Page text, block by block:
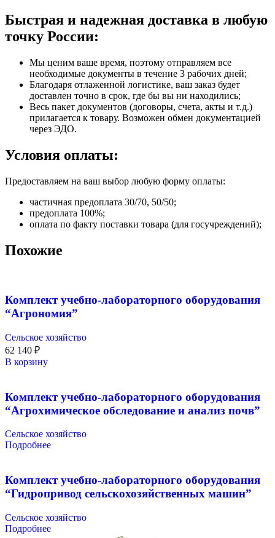
Быстрая и надежная доставка в любую
точку России:
Мы ценим ваше время, поэтому отправляем все
необходимые документы в течение 3 рабочих дней;
Благодаря отлаженной логистике, ваш заказ будет
доставлен точно в срок, где бы вы ни находились;
Весь пакет документов (договоры, счета, акты и т.д.)
прилагается к товару. Возможен обмен документацией
через ЭДО.
Условия оплаты:
Предоставляем на ваш выбор любую форму оплаты:
частичная предоплата 30/70, 50/50;
предоплата 100%;
оплата по факту поставки товара (для госучреждений);
Похожие
Комплект учебно-лабораторного оборудования
“Агрономия”
Сельское хозяйство
62 140 ₽
В корзину
Комплект учебно-лабораторного оборудования
“Агрохимическое обследование и анализ почв”
Сельское хозяйство
Подробнее
Комплект учебно-лабораторного оборудования
“Гидропривод сельскохозяйственных машин”
Сельское хозяйство
Подробнее